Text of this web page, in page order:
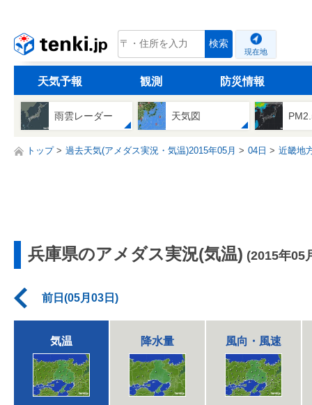
tenki.jp 検索
現在地
天気予報 観測 防災情報
雨雲レーダー 天気図
トップ 過去天気(アメダス実況・気温)2015年05月 04日 近畿地
兵庫県のアメダス実況(気温) (2015年05
前日(05月03日)
気温 降水量 風向・風速